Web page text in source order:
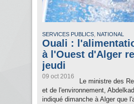
SERVICES PUBLICS, NATIONAL
Ouali :
à l'Ouest d'Alger
jeudi
09 oct 2016
Le ministre des
et de l'environnement,
indiqué dimanche à Alger que